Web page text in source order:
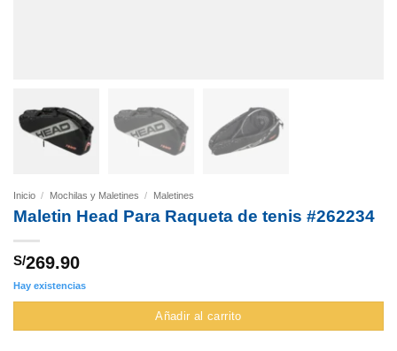
Inicio / Mochilas y Maletines / Maletines
Maletin Head Para Raqueta de tenis #262234
S/269.90
Hay existencias
Añadir al carrito